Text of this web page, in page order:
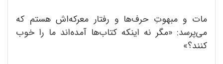
مات و مبهوتِ حرف‌ها و رفتار معرکه‌اش هستم که
می‌پرسد: «مگر نه اینکه کتاب‌ها آمده‌اند ما را خوب
کنند؟»